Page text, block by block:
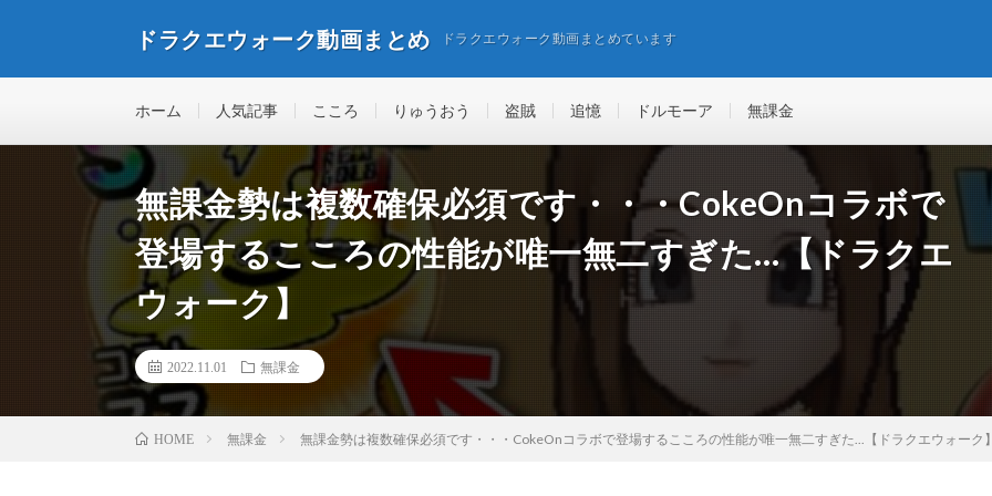
ドラクエウォーク動画まとめ ドラクエウォーク動画まとめています
ホーム 人気記事 こころ りゅうおう 盗賊 追憶 ドルモーア 無課金
無課金勢は複数確保必須です・・・CokeOnコラボで
登場するこころの性能が唯一無二すぎた…【ドラクエ
ウォーク】
2022.11.01 無課金
HOME 無課金 無課金勢は複数確保必須です・・・CokeOnコラボで登場するこころの性能が唯一無二すぎた...【ドラクエウォーク